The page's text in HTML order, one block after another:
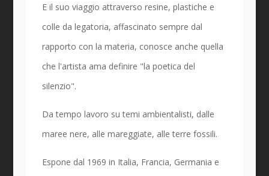
E il suo viaggio attraverso resine, plastiche e
colle da legatoria, affascinato sempre dal
rapporto con la materia, conosce anche quella
che l'artista ama definire "la poetica del
silenzio".
Da tempo lavoro su temi ambientalisti, dalle
maree nere, alle mareggiate, alle terre fossili.
Espone dal 1969 in Italia, Francia, Germania e